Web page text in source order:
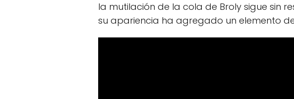
la mutilación de la cola de Broly sigue sin
su apariencia ha agregado un elemento